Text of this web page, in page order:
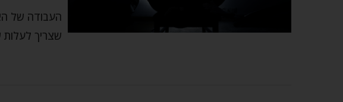
העבודה של
שצריך